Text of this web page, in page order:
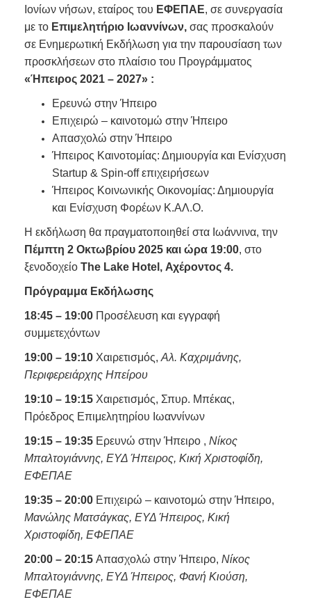
Ιονίων νήσων, εταίρος του ΕΦΕΠΑΕ, σε συνεργασία
με το Επιμελητήριο Ιωαννίνων, σας προσκαλούν
σε Ενημερωτική Εκδήλωση για την παρουσίαση των
προσκλήσεων στο πλαίσιο του Προγράμματος
«Ήπειρος 2021 – 2027» :
Ερευνώ στην Ήπειρο
Επιχειρώ – καινοτομώ στην Ήπειρο
Απασχολώ στην Ήπειρο
Ήπειρος Καινοτομίας: Δημιουργία και Ενίσχυση
Startup & Spin-off επιχειρήσεων
Ήπειρος Κοινωνικής Οικονομίας: Δημιουργία
και Ενίσχυση Φορέων Κ.ΑΛ.Ο.
Η εκδήλωση θα πραγματοποιηθεί στα Ιωάννινα, την
Πέμπτη 2 Οκτωβρίου 2025 και ώρα 19:00, στο
ξενοδοχείο The Lake Hotel, Αχέροντoς 4.
Πρόγραμμα Εκδήλωσης
18:45 – 19:00 Προσέλευση και εγγραφή
συμμετεχόντων
19:00 – 19:10 Χαιρετισμός, Αλ. Καχριμάνης,
Περιφερειάρχης Ηπείρου
19:10 – 19:15 Χαιρετισμός, Σπυρ. Μπέκας,
Πρόεδρος Επιμελητηρίου Ιωαννίνων
19:15 – 19:35 Ερευνώ στην Ήπειρο , Νίκος
Μπαλτογιάννης, ΕΥΔ Ήπειρος, Κική Χριστοφίδη,
ΕΦΕΠΑΕ
19:35 – 20:00 Επιχειρώ – καινοτομώ στην Ήπειρο,
Μανώλης Ματσάγκας, ΕΥΔ Ήπειρος, Κική
Χριστοφίδη, ΕΦΕΠΑΕ
20:00 – 20:15 Απασχολώ στην Ήπειρο, Νίκος
Μπαλτογιάννης, ΕΥΔ Ήπειρος, Φανή Κιούση,
ΕΦΕΠΑΕ